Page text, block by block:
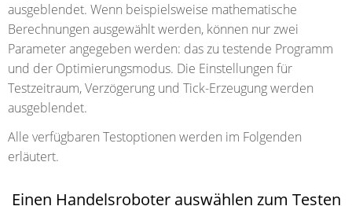
ausgeblendet. Wenn beispielsweise mathematische
Berechnungen ausgewählt werden, können nur zwei
Parameter angegeben werden: das zu testende Programm
und der Optimierungsmodus. Die Einstellungen für
Testzeitraum, Verzögerung und Tick-Erzeugung werden
ausgeblendet.
Alle verfügbaren Testoptionen werden im Folgenden
erläutert.
Einen Handelsroboter auswählen zum Testen